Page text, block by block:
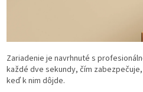
Zariadenie je navrhnuté s
každé dve sekundy, čím
keď k nim dôjde.